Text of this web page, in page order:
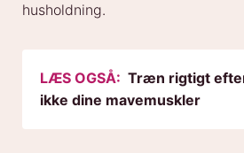
husholdning.
LÆS OGSÅ: Træn rigtigt
ikke dine mavemuskler